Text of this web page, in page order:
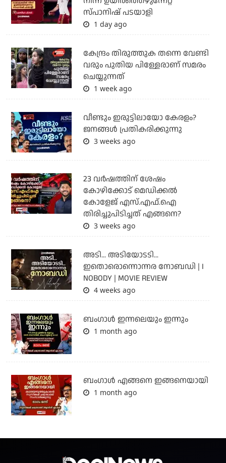
സ്പാനിഷ് പടയാളി
1 day ago
കേന്ദ്രം തിരുത്തുക തന്നെ വേണ്ടി
വരും പുതിയ പിള്ളേരാണ് സമരം
ചെയ്യുന്നത്
1 week ago
വീണ്ടും ഇരുട്ടിലായോ കേരളം?
ജനങ്ങൾ പ്രതികരിക്കുന്നു
3 weeks ago
23 വർഷത്തിന് ശേഷം
കോഴിക്കോട് മെഡിക്കൽ
കോളേജ് എസ്.എഫ്.ഐ
തിരിച്ചുപിടിച്ചത് എങ്ങനെ?
3 weeks ago
അടി... അടിയോടടി...
ഇതൊരൊന്നൊന്നര നോബഡി | I
NOBODY | MOVIE REVIEW
4 weeks ago
ബംഗാള്‍ ഇന്നലെയും ഇന്നും
1 month ago
ബം​ഗാൾ എങ്ങനെ ഇങ്ങനെയായി
1 month ago